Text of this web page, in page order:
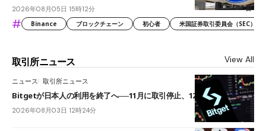
2026年08月05日 15時12分
# Binance ブロックチェーン 初心者 米国証券取引委員会（SEC）
取引所ニュース View All
ニュース 取引所ニュース
Bitgetが日本人の利用を終了へ──11月に取引停止、12月末に強制決済
2026年08月03日 12時24分